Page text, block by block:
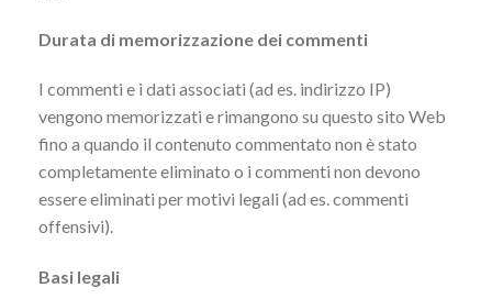
Durata di memorizzazione dei commenti
I commenti e i dati associati (ad es. indirizzo IP)
vengono memorizzati e rimangono su questo sito Web
fino a quando il contenuto commentato non è stato
completamente eliminato o i commenti non devono
essere eliminati per motivi legali (ad es. commenti
offensivi).
Basi legali